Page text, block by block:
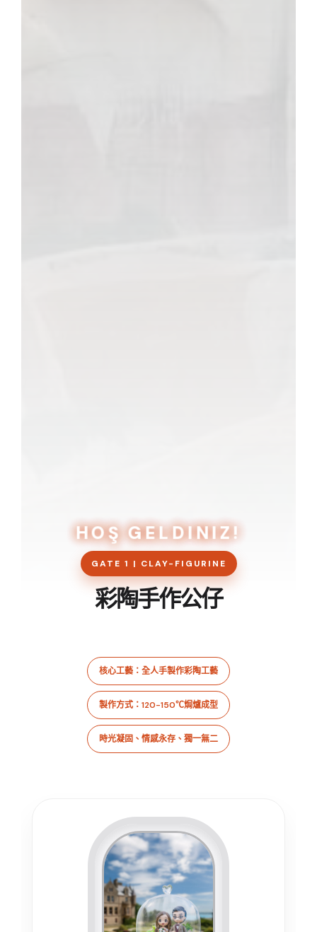
HOŞ GELDINIZ!
GATE 1 | CLAY-FIGURINE
彩陶手作公仔
核心工藝：全人手製作彩陶工藝
製作方式：120-150℃焗爐成型
時光凝固、情感永存、獨一無二